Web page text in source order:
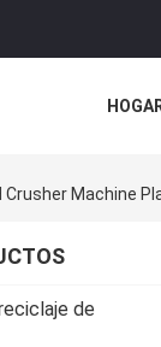
Crusher Machine
de